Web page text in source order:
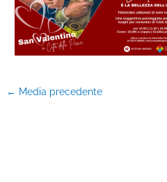
← Media precedente